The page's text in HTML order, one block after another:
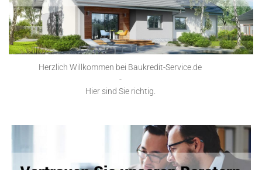
Herzlich Willkommen bei Baukredit-Service.de
-
Hier sind Sie richtig.